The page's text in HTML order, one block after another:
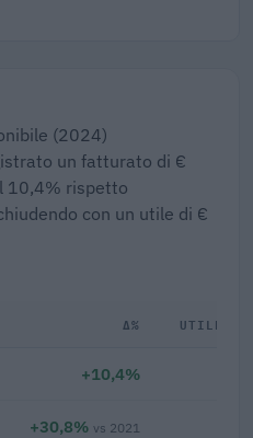
(2024)
un fatturato di €
10,4% rispetto
con un utile di €
Δ% UTILE/
+10,4%
+30,8% vs 2021